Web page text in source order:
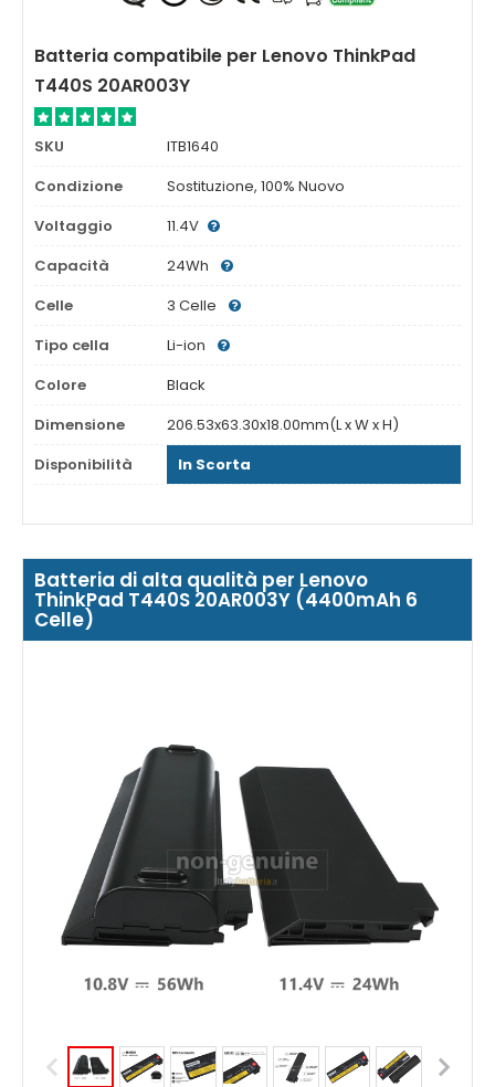
Batteria compatibile per Lenovo ThinkPad
T440S 20AR003Y
SKU
ITB1640
Condizione
Sostituzione, 100% Nuovo
Voltaggio
11.4V
Capacità
24Wh
Celle
3 Celle
Tipo cella
Li-ion
Colore
Black
Dimensione
206.53x63.30x18.00mm(L x W x H)
Disponibilità
In Scorta
Batteria di alta qualità per Lenovo
ThinkPad T440S 20AR003Y (4400mAh 6
Celle)